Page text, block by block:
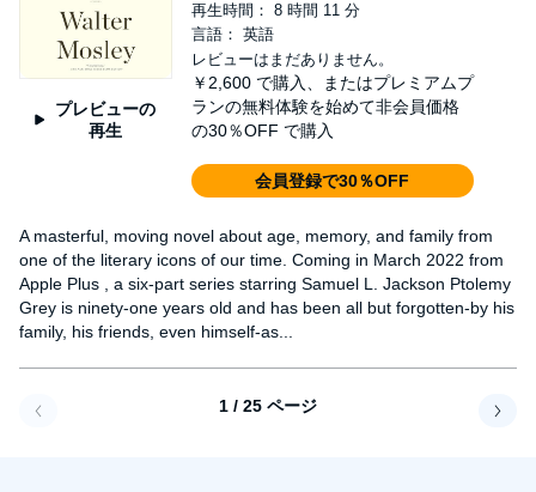
プレビューの
再生
再生時間： 8 時間 11 分
言語： 英語
レビューはまだありません。
￥2,600 で購入、またはプレミアムプ
ランの無料体験を始めて非会員価格
の30％OFF で購入
会員登録で30％OFF
A masterful, moving novel about age, memory, and family from
one of the literary icons of our time. Coming in March 2022 from
Apple Plus , a six-part series starring Samuel L. Jackson Ptolemy
Grey is ninety-one years old and has been all but forgotten-by his
family, his friends, even himself-as...
1 / 25 ページ